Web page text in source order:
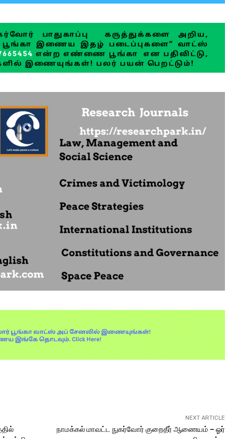
NEXT ARTICLE
நாமக்கல் மாவட்ட நுகர்வோர் குறைதீர் ஆணையம் – ஓர்